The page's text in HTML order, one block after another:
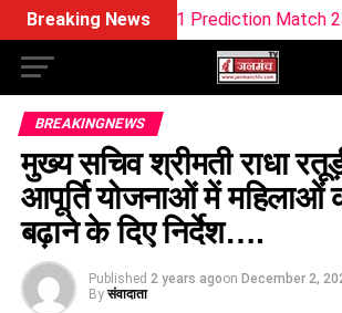
Breaking News
Prediction Match 25: Pitch Report,
BREAKINGNEWS
मुख्य सचिव श्रीमती राधा
आपूर्ति योजनाओं में महिलाओं
बढ़ाने के दिए निर्देश….
Published 2 years agoon December 2,
By संवादाता